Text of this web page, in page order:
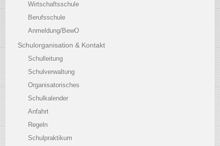
Wirtschaftsschule
Berufsschule
Anmeldung/BewO
Schulorganisation & Kontakt
Schulleitung
Schulverwaltung
Organisatorisches
Schulkalender
Anfahrt
Regeln
Schulpraktikum